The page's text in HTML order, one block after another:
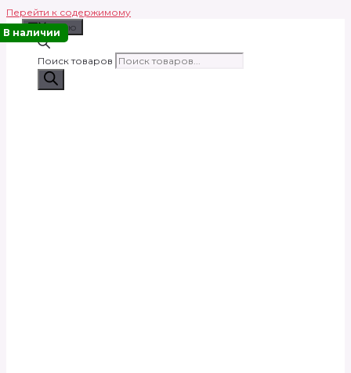
Перейти к содержимому
Меню
Поиск товаров
В наличии